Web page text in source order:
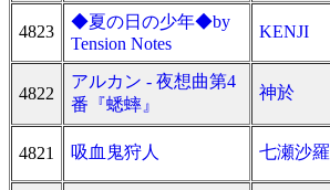
4823
◆夏の日の少年◆by
Tension Notes
KENJI
4822
アルカン - 夜想曲第4
番『蟋蟀』
神於
4821 吸血鬼狩人 七瀬沙羅